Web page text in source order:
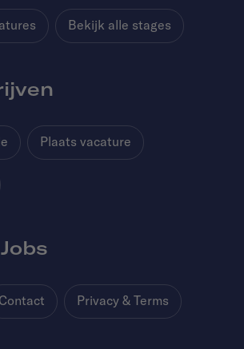
Bekijk alle stages
Plaats vacature
Contact Privacy & Terms